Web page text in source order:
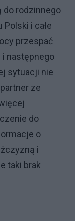
do rodzinnego
Polski i całe
przespać
następnego
sytuacji nie
ze
do
o
i
taki brak